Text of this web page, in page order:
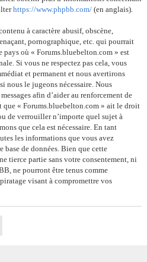
https://www.phpbb.com/ (en anglais).
à caractère abusif, obscène,
pornographique, etc. qui pourrait
pays où « Forums.bluebelton.com » est
Si vous ne respectez pas cela, vous
et permanent et nous avertirons
nous le jugeons nécessaire. Nous
afin d’aider au renforcement de
que « Forums.bluebelton.com » ait le droit
de verrouiller n’importe quel sujet à
que cela est nécessaire. En tant
les informations que vous avez
base de données. Bien que cette
tierce partie sans votre consentement, ni
ne pourront être tenus comme
visant à compromettre vos